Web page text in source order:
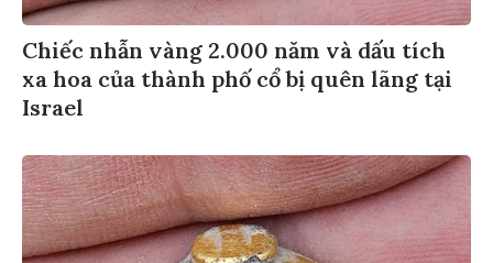
Chiếc nhẫn vàng 2.000 năm và dấu tích
xa hoa của thành phố cổ bị quên lãng tại
Israel